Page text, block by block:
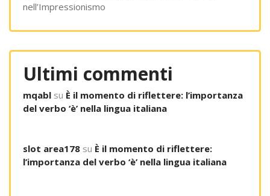
nell’Impressionismo
Ultimi commenti
mqabl su È il momento di riflettere: l’importanza
del verbo ‘è’ nella lingua italiana
slot area178 su È il momento di riflettere:
l’importanza del verbo ‘è’ nella lingua italiana